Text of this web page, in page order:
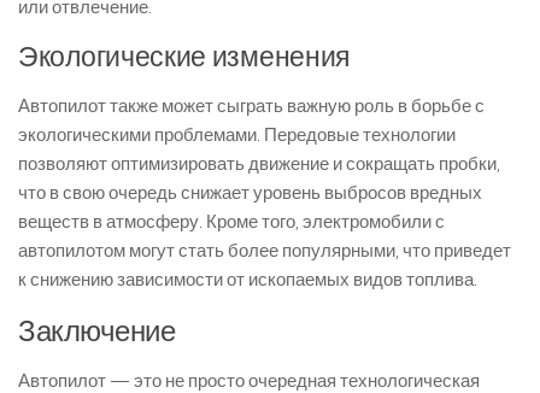
или отвлечение.
Экологические изменения
Автопилот также может сыграть важную роль в борьбе с
экологическими проблемами. Передовые технологии
позволяют оптимизировать движение и сокращать пробки,
что в свою очередь снижает уровень выбросов вредных
веществ в атмосферу. Кроме того, электромобили с
автопилотом могут стать более популярными, что приведет
к снижению зависимости от ископаемых видов топлива.
Заключение
Автопилот — это не просто очередная технологическая